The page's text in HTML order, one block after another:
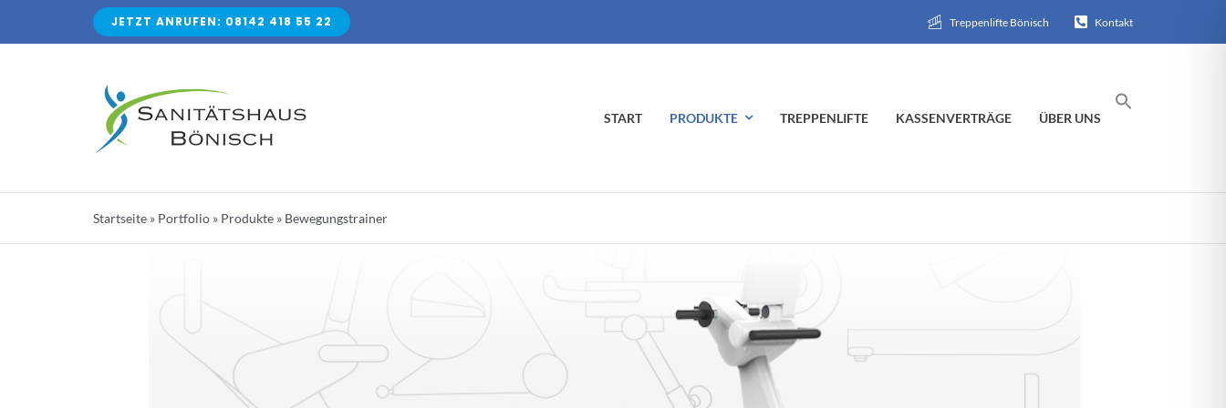
JETZT ANRUFEN: 08142 418 55 22 Treppenlifte Bönisch Kontakt
START PRODUKTE TREPPENLIFTE KASSENVERTRÄGE ÜBER UNS
Startseite » Portfolio » Produkte » Bewegungstrainer